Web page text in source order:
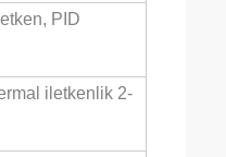
PID
iletkenlik 2-